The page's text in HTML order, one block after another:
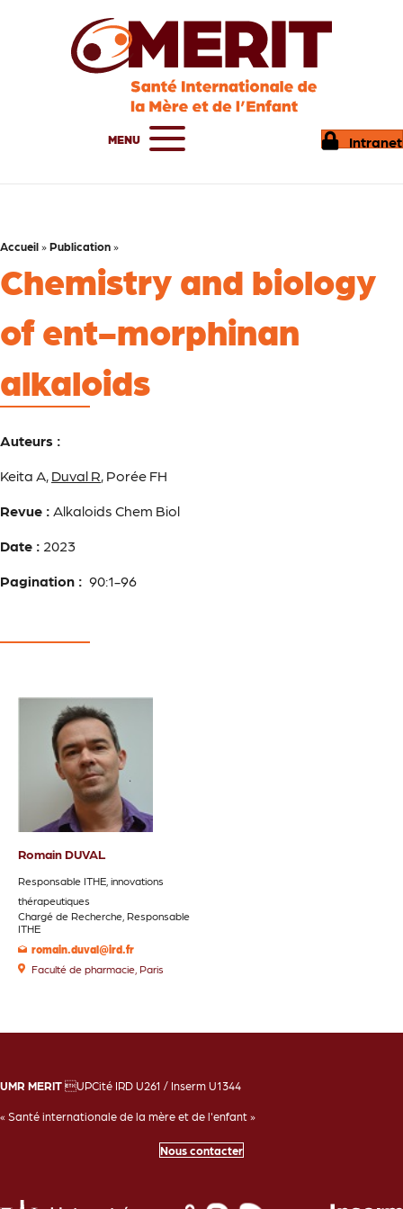
MENU Intranet
Accueil » Publication »
Chemistry and biology
of ent-morphinan
alkaloids
Auteurs :
Keita A, Duval R, Porée FH
Revue : Alkaloids Chem Biol
Date : 2023
Pagination : 90:1-96
Romain DUVAL
Responsable ITHE, innovations
thérapeutiques
Chargé de Recherche, Responsable
ITHE
romain.duval@ird.fr
Faculté de pharmacie, Paris
UMR MERIT UPCité IRD U261 / Inserm U1344
« Santé internationale de la mère et de l'enfant »
Nous contacter